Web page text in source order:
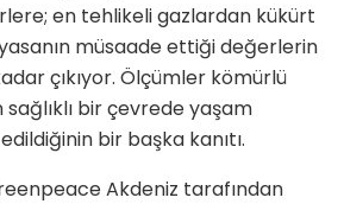
en tehlikeli gazlardan kükürt
müsaade ettiği değerlerin
çıkıyor. Ölçümler kömürlü
bir çevrede yaşam
bir başka kanıtı.
Akdeniz tarafından